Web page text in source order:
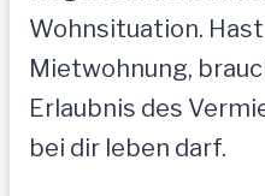
Wohnsituation.
Mietwohnung,
Erlaubnis des
bei dir leben darf.